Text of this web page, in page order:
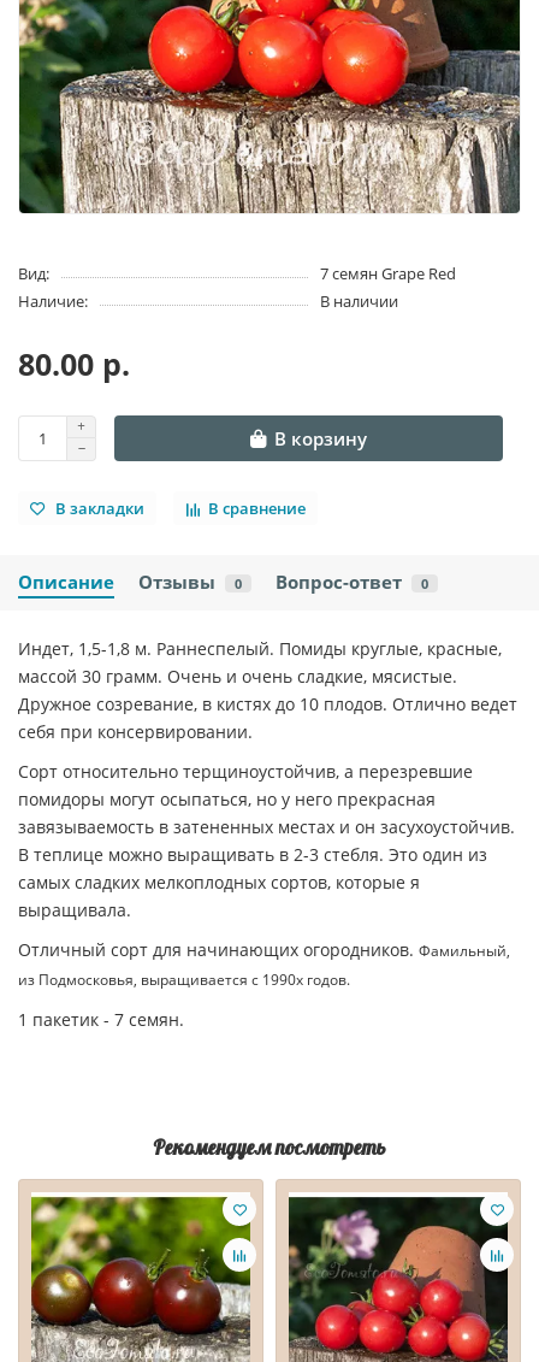
Вид:
7 семян Grape Red
Наличие:
В наличии
80.00 р.
В корзину
В закладки В сравнение
Описание Отзывы 0 Вопрос-ответ 0
Индет, 1,5-1,8 м. Раннеспелый. Помиды круглые, красные,
массой 30 грамм. Очень и очень сладкие, мясистые.
Дружное созревание, в кистях до 10 плодов. Отлично ведет
себя при консервировании.
Сорт относительно терщиноустойчив, а перезревшие
помидоры могут осыпаться, но у него прекрасная
завязываемость в затененных местах и он засухоустойчив.
В теплице можно выращивать в 2-3 стебля. Это один из
самых сладких мелкоплодных сортов, которые я
выращивала.
Отличный сорт для начинающих огородников. Фамильный,
из Подмосковья, выращивается с 1990х годов.
1 пакетик - 7 семян.
Рекомендуем посмотреть